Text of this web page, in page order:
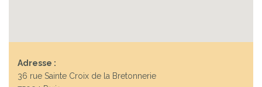
Adresse :
36 rue Sainte Croix de la Bretonnerie